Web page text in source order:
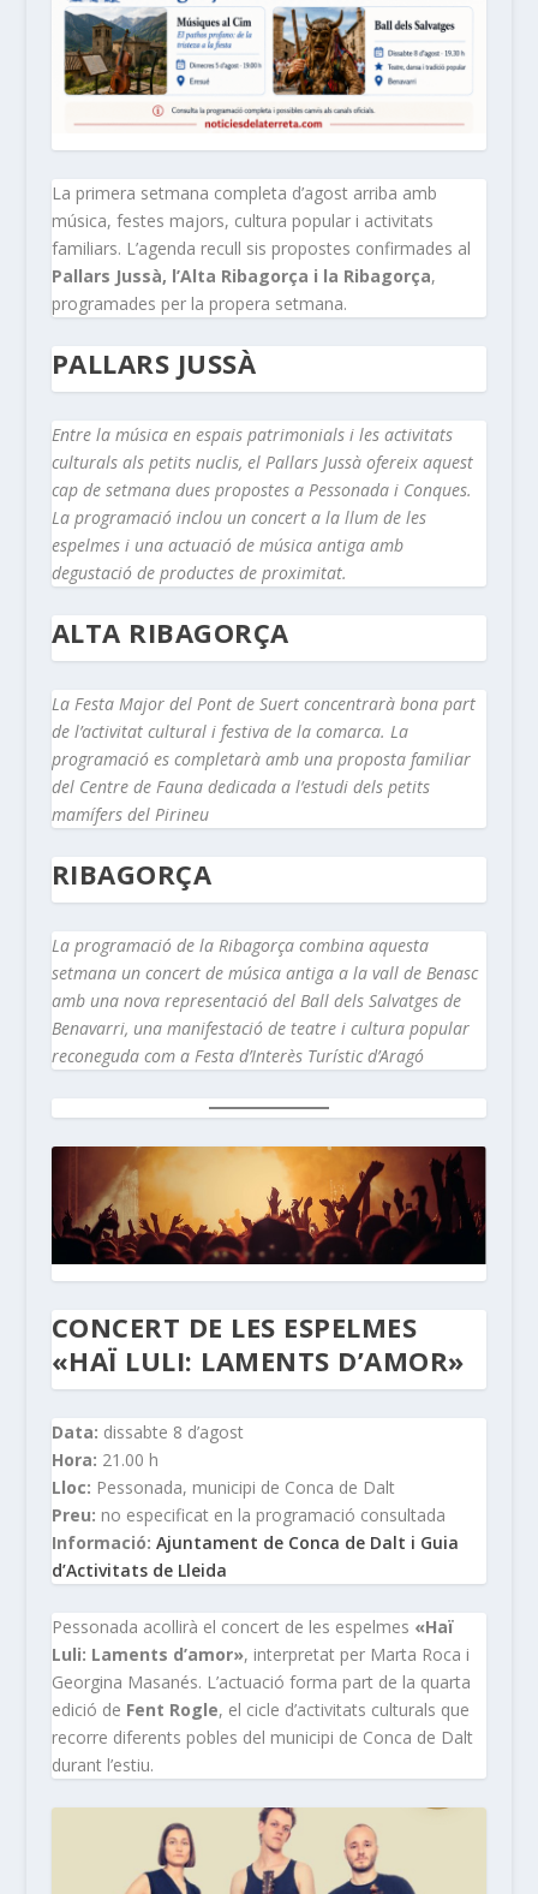
La primera setmana completa d’agost arriba amb
música, festes majors, cultura popular i activitats
familiars. L’agenda recull sis propostes confirmades al
Pallars Jussà, l’Alta Ribagorça i la Ribagorça,
programades per la propera setmana.
PALLARS JUSSÀ
Entre la música en espais patrimonials i les activitats
culturals als petits nuclis, el Pallars Jussà ofereix aquest
cap de setmana dues propostes a Pessonada i Conques.
La programació inclou un concert a la llum de les
espelmes i una actuació de música antiga amb
degustació de productes de proximitat.
ALTA RIBAGORÇA
La Festa Major del Pont de Suert concentrarà bona part
de l’activitat cultural i festiva de la comarca. La
programació es completarà amb una proposta familiar
del Centre de Fauna dedicada a l’estudi dels petits
mamífers del Pirineu
RIBAGORÇA
La programació de la Ribagorça combina aquesta
setmana un concert de música antiga a la vall de Benasc
amb una nova representació del Ball dels Salvatges de
Benavarri, una manifestació de teatre i cultura popular
reconeguda com a Festa d’Interès Turístic d’Aragó
CONCERT DE LES ESPELMES
«HAÏ LULI: LAMENTS D’AMOR»
Data: dissabte 8 d’agost
Hora: 21.00 h
Lloc: Pessonada, municipi de Conca de Dalt
Preu: no especificat en la programació consultada
Informació: Ajuntament de Conca de Dalt i Guia
d’Activitats de Lleida
Pessonada acollirà el concert de les espelmes «Haï
Luli: Laments d’amor», interpretat per Marta Roca i
Georgina Masanés. L’actuació forma part de la quarta
edició de Fent Rogle, el cicle d’activitats culturals que
recorre diferents pobles del municipi de Conca de Dalt
durant l’estiu.